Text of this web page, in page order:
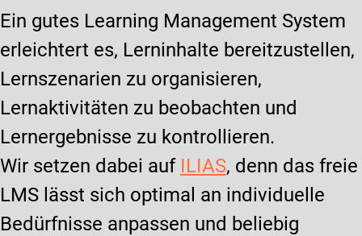
Ein gutes Learning Management System
erleichtert es, Lerninhalte bereitzustellen,
Lernszenarien zu organisieren,
Lernaktivitäten zu beobachten und
Lernergebnisse zu kontrollieren.
Wir setzen dabei auf ILIAS, denn das freie
LMS lässt sich optimal an individuelle
Bedürfnisse anpassen und beliebig